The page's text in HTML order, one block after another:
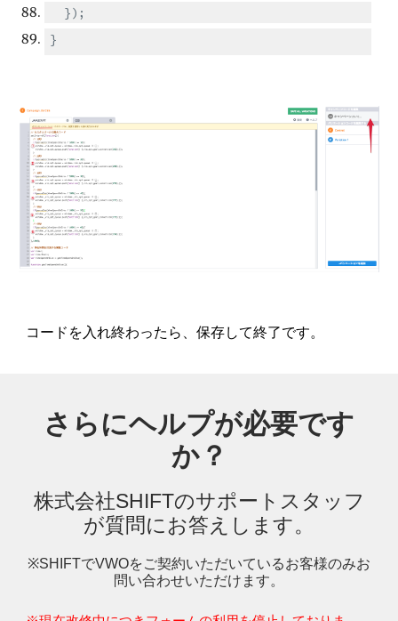
});
}
コードを入れ終わったら、保存して終了です。
さらにヘルプが必要です
か？
株式会社SHIFTのサポートスタッフ
が質問にお答えします。
※SHIFTでVWOをご契約いただいているお客様のみお
問い合わせいただけます。